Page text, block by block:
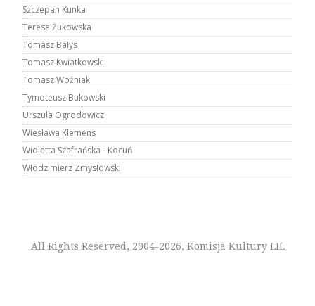
Szczepan Kunka
Teresa Żukowska
Tomasz Bałys
Tomasz Kwiatkowski
Tomasz Woźniak
Tymoteusz Bukowski
Urszula Ogrodowicz
Wiesława Klemens
Wioletta Szafrańska - Kocuń
Włodzimierz Zmysłowski
All Rights Reserved, 2004-2026, Komisja Kultury LIL